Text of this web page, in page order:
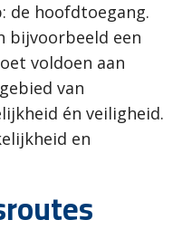
de hoofdtoegang.
bijvoorbeeld een
voldoen aan
van
én veiligheid.
en